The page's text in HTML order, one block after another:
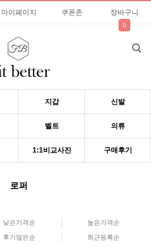
마이페이지 쿠폰존 장바구니
0
지갑 신발
벨트 의류
1:1비교사진 구매후기
로퍼
낮은가격순 높은가격순
후기많은순 최근등록순